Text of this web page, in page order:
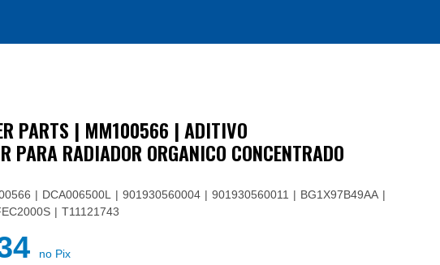
PARTS | MM100566 | ADITIVO
PARA RADIADOR ORGANICO CONCENTRADO
DCA006500L 901930560004 901930560011
BG1X97B49AA
T11121743
no Pix